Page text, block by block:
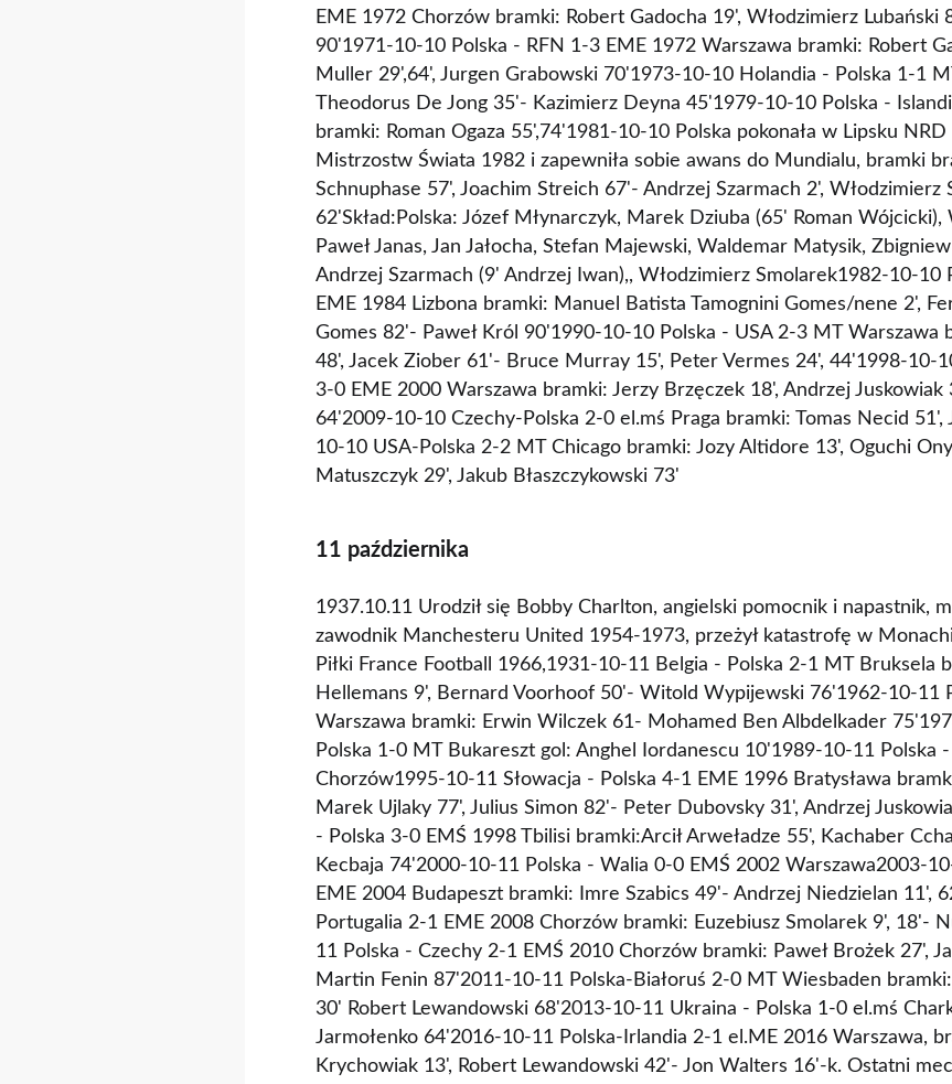
EME 1972 Chorzów bramki: Robert Gadocha 19', Włodzimierz Lubański
90'1971-10-10 Polska - RFN 1-3 EME 1972 Warszawa bramki: Robert
Muller 29',64', Jurgen Grabowski 70'1973-10-10 Holandia - Polska 1-1
Theodorus De Jong 35'- Kazimierz Deyna 45'1979-10-10 Polska -
bramki: Roman Ogaza 55',74'1981-10-10 Polska pokonała w Lipsku
Mistrzostw Świata 1982 i zapewniła sobie awans do Mundialu, bramki
Schnuphase 57', Joachim Streich 67'- Andrzej Szarmach 2', Włodzimierz
62'Skład:Polska: Józef Młynarczyk, Marek Dziuba (65' Roman Wójcicki),
Paweł Janas, Jan Jałocha, Stefan Majewski, Waldemar Matysik,
Andrzej Szarmach (9' Andrzej Iwan),, Włodzimierz Smolarek1982-10-10
EME 1984 Lizbona bramki: Manuel Batista Tamognini Gomes/nene 2',
Gomes 82'- Paweł Król 90'1990-10-10 Polska - USA 2-3 MT Warszawa
48', Jacek Ziober 61'- Bruce Murray 15', Peter Vermes 24', 44'1998-10-
3-0 EME 2000 Warszawa bramki: Jerzy Brzęczek 18', Andrzej Juskowiak
64'2009-10-10 Czechy-Polska 2-0 el.mś Praga bramki: Tomas Necid 51',
10-10 USA-Polska 2-2 MT Chicago bramki: Jozy Altidore 13', Oguchi
Matuszczyk 29', Jakub Błaszczykowski 73'
11 października
1937.10.11 Urodził się Bobby Charlton, angielski pomocnik i napastnik,
zawodnik Manchesteru United 1954-1973, przeżył katastrofę w
Piłki France Football 1966,1931-10-11 Belgia - Polska 2-1 MT Bruksela
Hellemans 9', Bernard Voorhoof 50'- Witold Wypijewski 76'1962-10-11
Warszawa bramki: Erwin Wilczek 61- Mohamed Ben Albdelkader
Polska 1-0 MT Bukareszt gol: Anghel Iordanescu 10'1989-10-11 Polska
Chorzów1995-10-11 Słowacja - Polska 4-1 EME 1996 Bratysława
Marek Ujlaky 77', Julius Simon 82'- Peter Dubovsky 31', Andrzej
- Polska 3-0 EMŚ 1998 Tbilisi bramki:Arcił Arweładze 55', Kachaber
Kecbaja 74'2000-10-11 Polska - Walia 0-0 EMŚ 2002 Warszawa2003-
EME 2004 Budapeszt bramki: Imre Szabics 49'- Andrzej Niedzielan 11',
Portugalia 2-1 EME 2008 Chorzów bramki: Euzebiusz Smolarek 9', 18'-
11 Polska - Czechy 2-1 EMŚ 2010 Chorzów bramki: Paweł Brożek 27',
Martin Fenin 87'2011-10-11 Polska-Białoruś 2-0 MT Wiesbaden bramki:
30' Robert Lewandowski 68'2013-10-11 Ukraina - Polska 1-0 el.mś
Jarmołenko 64'2016-10-11 Polska-Irlandia 2-1 el.ME 2016 Warszawa,
Krychowiak 13', Robert Lewandowski 42'- Jon Walters 16'-k. Ostatni